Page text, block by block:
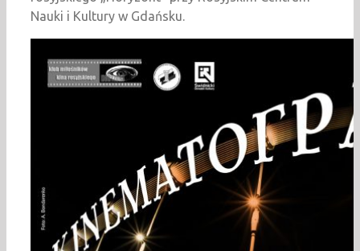
Nauki i Kultury w Gdańsku.